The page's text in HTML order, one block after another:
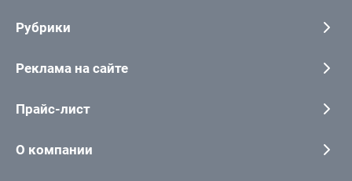
Рубрики
Реклама на сайте
Прайс-лист
О компании